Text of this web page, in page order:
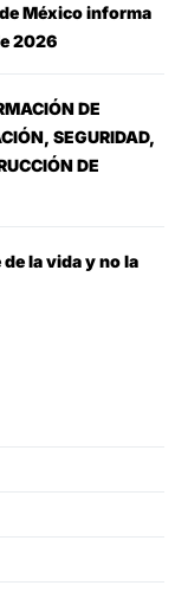
México informa
2026
DE
SEGURIDAD,
DE
la vida y no la